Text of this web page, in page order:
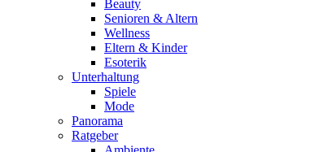
Beauty
Senioren & Altern
Wellness
Eltern & Kinder
Esoterik
Unterhaltung
Spiele
Mode
Panorama
Ratgeber